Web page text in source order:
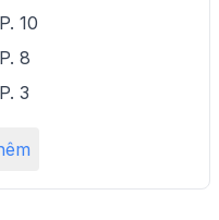
10
8
3